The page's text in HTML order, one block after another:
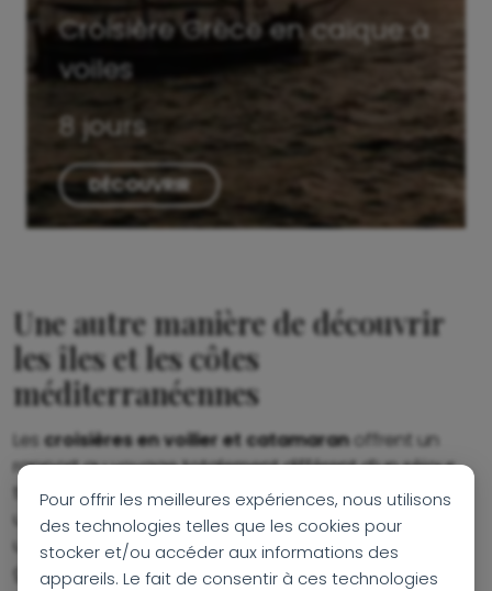
Pour offrir les meilleures expériences, nous utilisons
des technologies telles que les cookies pour
stocker et/ou accéder aux informations des
appareils. Le fait de consentir à ces technologies
Croisière Grèce en caïque à
voiles
8 jours
DÉCOUVRIR
Une autre manière de découvrir
les îles et les côtes
méditerranéennes
Les croisières en voilier et catamaranoffrent un
rapport au voyage totalement différent d’un séjour
terrestre classique. Chaque journée commence dans
un nouveau décor : une baie isolée, un village côtier,
une île préservée ou un mouillage inaccessible aux
grands bateaux.